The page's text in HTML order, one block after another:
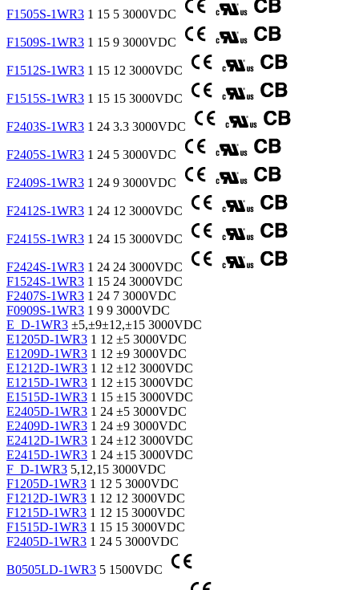
F1505S-1WR3 1 15 5 3000VDC
F1509S-1WR3 1 15 9 3000VDC
F1512S-1WR3 1 15 12 3000VDC
F1515S-1WR3 1 15 15 3000VDC
F2403S-1WR3 1 24 3.3 3000VDC
F2405S-1WR3 1 24 5 3000VDC
F2409S-1WR3 1 24 9 3000VDC
F2412S-1WR3 1 24 12 3000VDC
F2415S-1WR3 1 24 15 3000VDC
F2424S-1WR3 1 24 24 3000VDC
F1524S-1WR3 1 15 24 3000VDC
F2407S-1WR3 1 24 7 3000VDC
F0909S-1WR3 1 9 9 3000VDC
E_D-1WR3 ±5,±9±12,±15 3000VDC
E1205D-1WR3 1 12 ±5 3000VDC
E1209D-1WR3 1 12 ±9 3000VDC
E1212D-1WR3 1 12 ±12 3000VDC
E1215D-1WR3 1 12 ±15 3000VDC
E1515D-1WR3 1 15 ±15 3000VDC
E2405D-1WR3 1 24 ±5 3000VDC
E2409D-1WR3 1 24 ±9 3000VDC
E2412D-1WR3 1 24 ±12 3000VDC
E2415D-1WR3 1 24 ±15 3000VDC
F_D-1WR3 5,12,15 3000VDC
F1205D-1WR3 1 12 5 3000VDC
F1212D-1WR3 1 12 12 3000VDC
F1215D-1WR3 1 12 15 3000VDC
F1515D-1WR3 1 15 15 3000VDC
F2405D-1WR3 1 24 5 3000VDC
B0505LD-1WR3 5 1500VDC